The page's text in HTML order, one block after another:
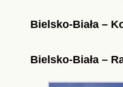
Bielsko-Biała –
Bielsko-Biała –